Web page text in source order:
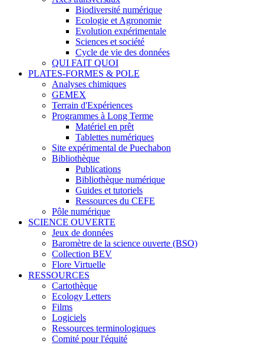
Biodiversité numérique
Ecologie et Agronomie
Evolution expérimentale
Sciences et société
Cycle de vie des données
QUI FAIT QUOI
PLATES-FORMES & POLE
Analyses chimiques
GEMEX
Terrain d'Expériences
Programmes à Long Terme
Matériel en prêt
Tablettes numériques
Site expérimental de Puechabon
Bibliothèque
Publications
Bibliothèque numérique
Guides et tutoriels
Ressources du CEFE
Pôle numérique
SCIENCE OUVERTE
Jeux de données
Baromètre de la science ouverte (BSO)
Collection BEV
Flore Virtuelle
RESSOURCES
Cartothèque
Ecology Letters
Films
Logiciels
Ressources terminologiques
Comité pour l'équité